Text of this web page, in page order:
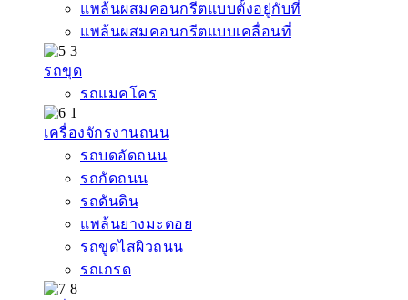
แพล้นผสมคอนกรีตแบบตั้งอยู่กับที่
แพล้นผสมคอนกรีตแบบเคลื่อนที่
รถขุด
รถแมคโคร
เครื่องจักรงานถนน
รถบดอัดถนน
รถกัดถนน
รถดันดิน
แพล้นยางมะตอย
รถขูดไสผิวถนน
รถเกรด